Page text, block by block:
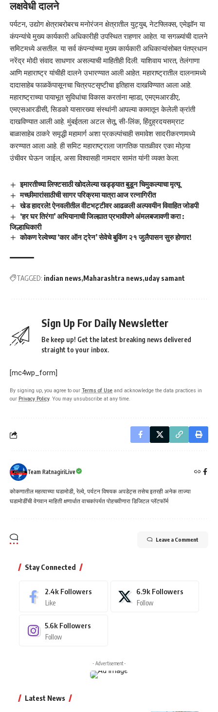
लक्षवेधी दालने
पर्यटन, उद्योग क्षेत्राबरोबरच मनोरंजन क्षेत्रातील युट्युब, नेटफ्लिक्स, एमेझॉन या
कंपन्यांचे मुख्य कार्यकारी अधिकारीही उपस्थित राहणार आहेत. या सगळ्यांची दालने
समिटमध्ये असतील. या सर्व कंपन्यांच्या मुख्य कार्यकारी अधिकाऱ्यांसोबत पंतप्रधान
नरेंद्र मोदी संवाद साधणार असल्याची माहितीही दिली. याशिवाय भारत, तेलंगाणा
आणि महाराष्ट्र यांचीही दालने उभारण्यात आली आहेत. महाराष्ट्रातील दालनामध्ये
दादासाहेब फाळकेंपासूनचा चित्रपटसृष्टीचा इतिहास दाखविण्यात आला आहे.
महाराष्ट्राच्या पायाभूत सुविधांचा विकास करतांना म्हाडा, एमएमआरडीए,
एमएसआरडीसी, सिडको यासारख्या संस्थांनी आपल्या कामातून केलेली क्रांती
दाखविण्यात आली आहे. मुंबईतला अटल सेतू, सी-लिंक, हिंदुह्रदयसम्राट
बाळासाहेब ठाकरे समृद्धी महामार्ग अशा प्रकल्पांचाही समावेश सादरीकरणामध्ये
करण्यात आला आहे. ही समिट महाराष्ट्राला जागतिक पातळीवर एका मोठ्या
उंचीवर घेऊन जाईल, असा विश्वासही नामदार सामंत यांनी व्यक्त केला.
इमारतीच्या लिफ्टसाठी खोदलेल्या खड्ड्यात बुडून चिमुकल्याचा मृत्यू
मच्छीमारांसाठीची सागर परिक्रमा यात्रा आज रत्नागिरीत
खेड हादरले! ऐनवलीतील वीटभट्टीवर आढळली अल्पवयीन विवाहित जोडपी
‘हर घर तिरंगा’ अभियानाची जिल्ह्यात प्रभावीपणे अंमलबजावणी करा :
जिल्हाधिकारी
कोकण रेल्वेच्या ‘कार ऑन ट्रेन’ सेवेचे बुकिंग २१ जुलैपासन सुरु होणार!
TAGGED: indian news Maharashtra news uday samant
Sign Up For Daily Newsletter
Be keep up! Get the latest breaking news delivered
straight to your inbox.
[mc4wp_form]
By signing up, you agree to our Terms of Use and acknowledge the data practices in
our Privacy Policy. You may unsubscribe at any time.
Team RatnagiriLive
कोकणातील महत्वाच्या घडामोडी, रेल्वे, पर्यटन विषयक अपडेट्स तसेच इतरही अनेक ताज्या
घडामोडींची वेगवान माहिती क्षणार्धात वाचकांपर्यत पोहचवीणारा डिजिटल प्लॅटफॉर्म
Leave a Comment
Stay Connected
2.4k Followers
Like
6.9k Followers
Follow
5.6k Followers
Follow
- Advertisement -
Latest News